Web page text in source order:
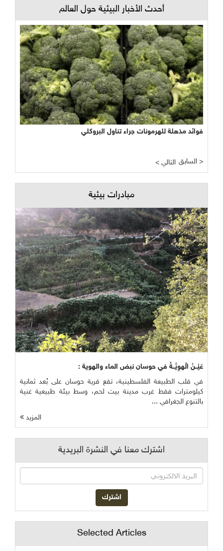
أحدث الأخبار البيئية حول العالم
فوائد مذهلة للهرمونات جراء تناول البروكلي
< التالي السابق >
مبادرات بيئية
عَيْــنُ الْهوِيَّــةُ في حوسان نبض الماء والهوية :
في قلب الطبيعة الفلسطينية، تقع قرية حوسان على بُعد ثمانية
كيلومترات فقط غرب مدينة بيت لحم، وسط بيئة طبيعية غنية
بالتنوع الجغرافي ...
المزيد
اشترك معنا في النشرة البريدية
Selected Articles